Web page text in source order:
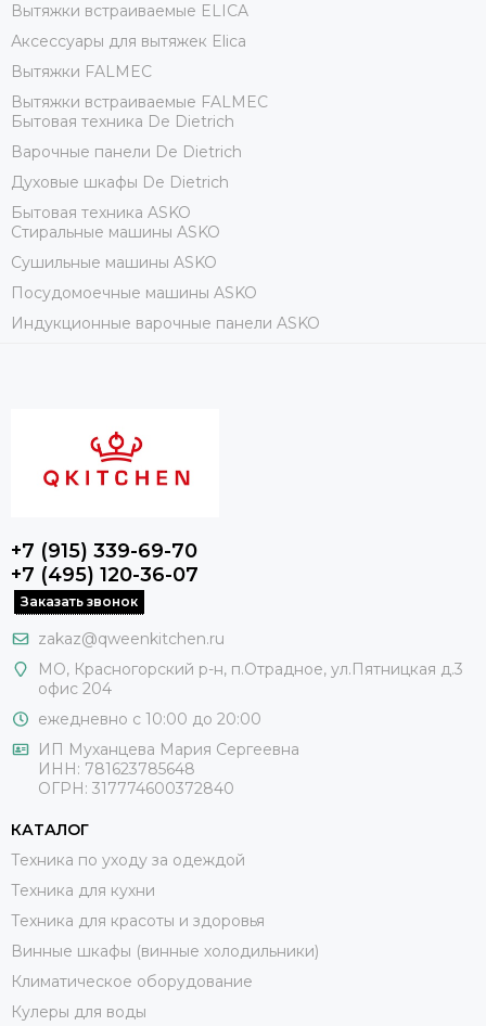
Вытяжки встраиваемые ELICA
Аксессуары для вытяжек Elica
Вытяжки FALMEC
Вытяжки встраиваемые FALMEC
Бытовая техника De Dietrich
Варочные панели De Dietrich
Духовые шкафы De Dietrich
Бытовая техника ASKO
Стиральные машины ASKO
Сушильные машины ASKO
Посудомоечные машины ASKO
Индукционные варочные панели ASKO
+7 (915) 339-69-70
+7 (495) 120-36-07
Заказать звонок
zakaz@qweenkitchen.ru
МО, Красногорский р-н, п.Отрадное, ул.Пятницкая д.3
офис 204
ежедневно с 10:00 до 20:00
ИП Муханцева Мария Сергеевна
ИНН: 781623785648
ОГРН: 317774600372840
КАТАЛОГ
Техника по уходу за одеждой
Техника для кухни
Техника для красоты и здоровья
Винные шкафы (винные холодильники)
Климатическое оборудование
Кулеры для воды